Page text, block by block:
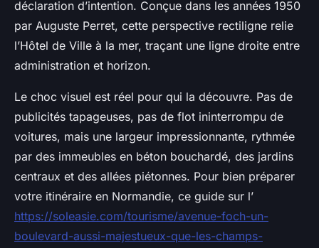
déclaration d’intention. Conçue dans les années 1950
par Auguste Perret, cette perspective rectiligne relie
l’Hôtel de Ville à la mer, traçant une ligne droite entre
administration et horizon.
Le choc visuel est réel pour qui la découvre. Pas de
publicités tapageuses, pas de flot ininterrompu de
voitures, mais une largeur impressionnante, rythmée
par des immeubles en béton bouchardé, des jardins
centraux et des allées piétonnes. Pour bien préparer
votre itinéraire en Normandie, ce guide sur l’
https://soleasie.com/tourisme/avenue-foch-un-
boulevard-aussi-majestueux-que-les-champs-